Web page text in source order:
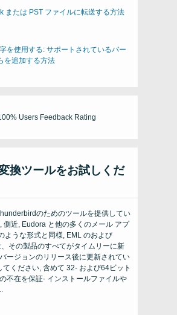
または PST ファイルに転送する方法
を使用する: サポートされているバー
を追加する方法
換ツールをお試しくだ
のためのツールを提供してい
側近, Eudora と他の多くのメール アプ
ような形式と同様, EML のおよび
、その製品のすべてがタイムリーに新
ージョンのリリース後に更新されてい
てください, 含めて 32- および64ビット
不在を保証- インストールファイルや